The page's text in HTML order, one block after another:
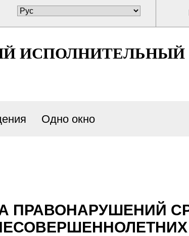
ИСПОЛНИТЕЛЬНЫЙ
Одно окно
ПРАВОНАРУШЕНИЙ